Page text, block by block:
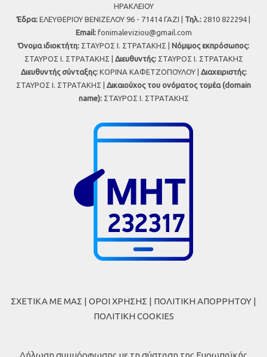
ΗΡΑΚΛΕΙΟΥ
Έδρα: ΕΛΕΥΘΕΡΙΟΥ ΒΕΝΙΖΕΛΟΥ 96 - 71414 ΓΑΖΙ | Τηλ.: 2810 822294 |
Εmail: fonimaleviziou@gmail.com
Όνομα ιδιοκτήτη: ΣΤΑΥΡΟΣ Ι. ΣΤΡΑΤΑΚΗΣ | Νόμιμος εκπρόσωπος:
ΣΤΑΥΡΟΣ Ι. ΣΤΡΑΤΑΚΗΣ | Διευθυντής:ΣΤΑΥΡΟΣ Ι. ΣΤΡΑΤΑΚΗΣ
Διευθυντής σύνταξης:ΚΟΡΙΝΑ ΚΑΦΕΤΖΟΠΟΥΛΟΥ | Διαχειριστής:
ΣΤΑΥΡΟΣ Ι. ΣΤΡΑΤΑΚΗΣ | Δικαιούχος του ονόματος τομέα (domain
name):ΣΤΑΥΡΟΣ Ι. ΣΤΡΑΤΑΚΗΣ
ΣΧΕΤΙΚΑ ΜΕ ΜΑΣ | ΟΡΟΙ ΧΡΗΣΗΣ | ΠΟΛΙΤΙΚΗ ΑΠΟΡΡΗΤΟΥ |
ΠΟΛΙΤΙΚΗ COOKIES